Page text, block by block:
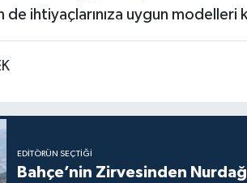
de ihtiyaçlarınıza uygun modelleri
EDITÖRÜN SEÇTIĞI
Bahçe’nin Zirvesinden